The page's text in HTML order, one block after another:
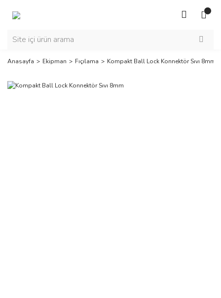
Anasayfa Ekipman Fıçılama Kompakt Ball Lock Konnektör Sıvı 8mm